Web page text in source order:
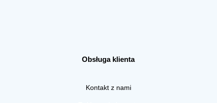
Obsługa klienta
Kontakt z nami